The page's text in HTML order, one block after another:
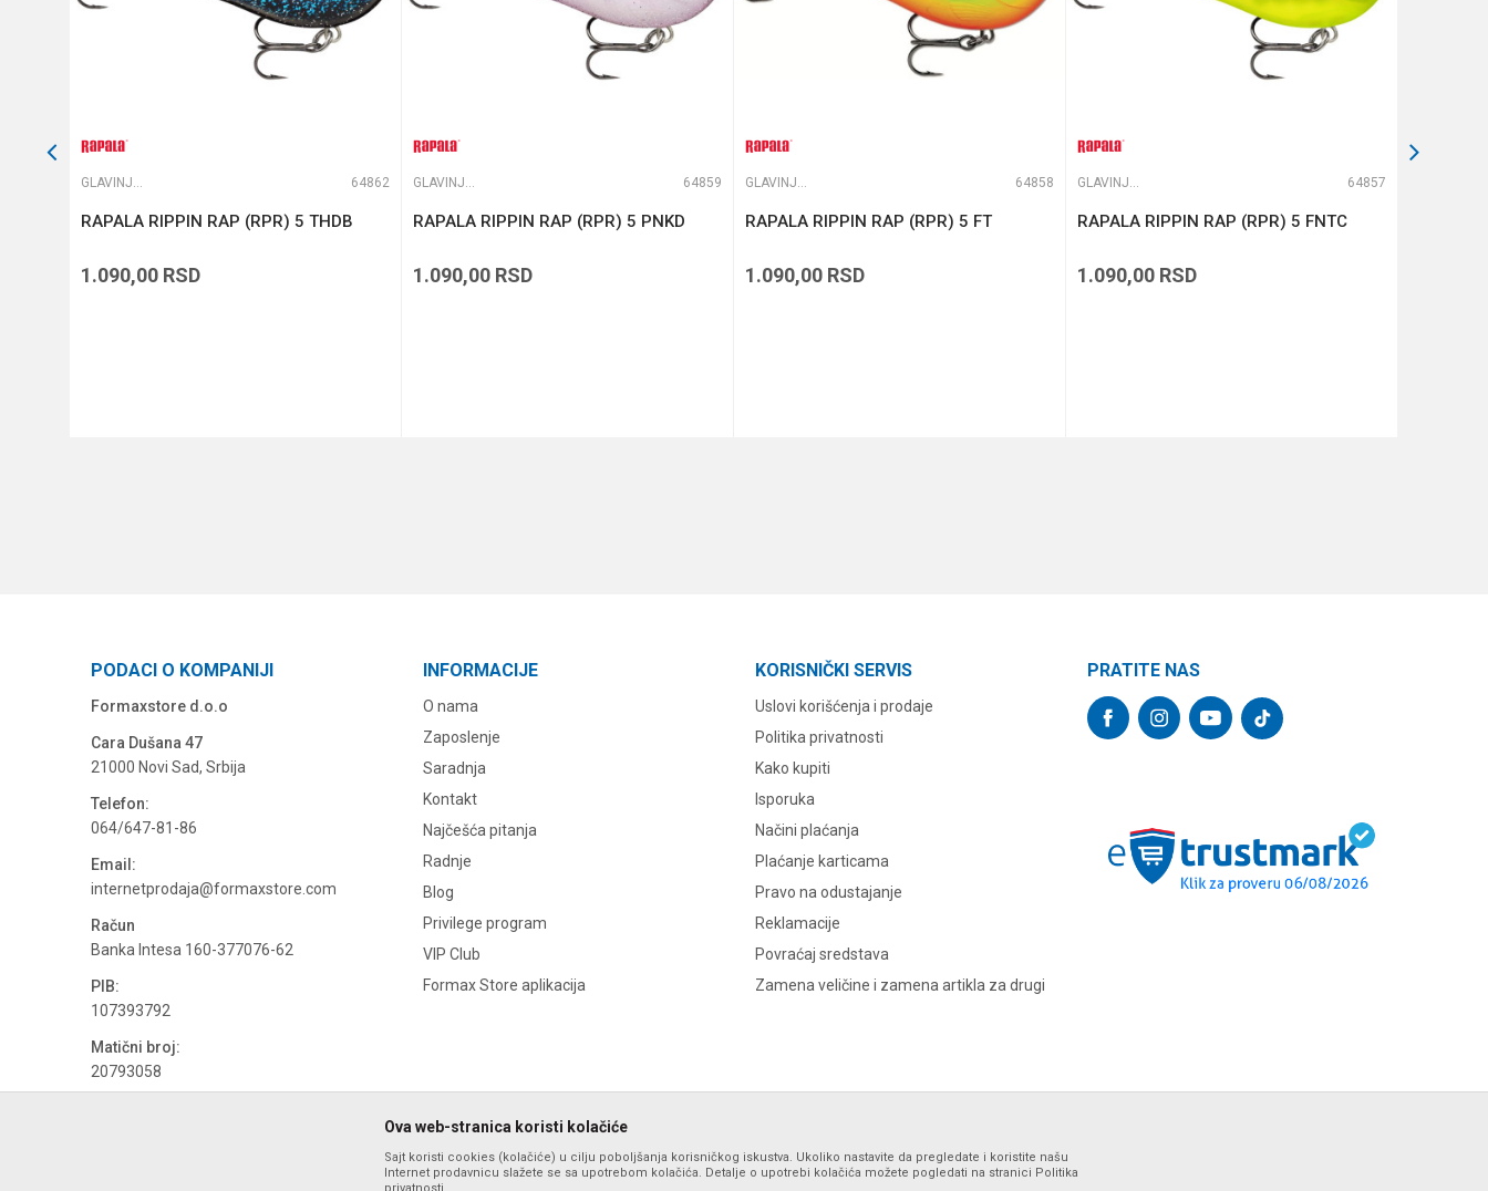
GLAVINJARE 64862
RAPALA RIPPIN RAP (RPR) 5 THDB
1.090,00 RSD
GLAVINJARE 64859
RAPALA RIPPIN RAP (RPR) 5 PNKD
1.090,00 RSD
GLAVINJARE 64858
RAPALA RIPPIN RAP (RPR) 5 FT
1.090,00 RSD
GLAVINJARE 64857
RAPALA RIPPIN RAP (RPR) 5 FNTC
1.090,00 RSD
PODACI O KOMPANIJI
Formaxstore d.o.o
Cara Dušana 47
21000 Novi Sad, Srbija
Telefon:
064/647-81-86
Email:
internetprodaja@formaxstore.com
Račun
Banka Intesa 160-377076-62
PIB:
107393792
Matični broj:
20793058
INFORMACIJE
O nama
Zaposlenje
Saradnja
Kontakt
Najčešća pitanja
Radnje
Blog
Privilege program
VIP Club
Formax Store aplikacija
KORISNIČKI SERVIS
Uslovi korišćenja i prodaje
Politika privatnosti
Kako kupiti
Isporuka
Načini plaćanja
Plaćanje karticama
Pravo na odustajanje
Reklamacije
Povraćaj sredstava
Zamena veličine i zamena artikla za drugi
PRATITE NAS
Ova web-stranica koristi kolačiće
Sajt koristi cookies (kolačiće) u cilju poboljšanja korisničkog iskustva. Ukoliko nastavite da pregledate i koristite našu
Internet prodavnicu slažete se sa upotrebom kolačića. Detalje o upotrebi kolačića možete pogledati na stranici Politika